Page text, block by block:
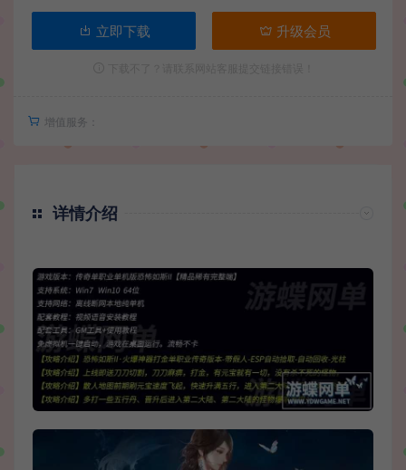
立即下载 升级会员
增值服务：
详情介绍